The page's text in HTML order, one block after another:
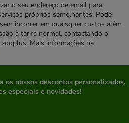
o seu endereço de email para
próprios semelhantes. Pode
incorrer em quaisquer custos além
à tarifa normal, contactando o
Mais informações na
os nossos descontos personalizados,
especiais e novidades!